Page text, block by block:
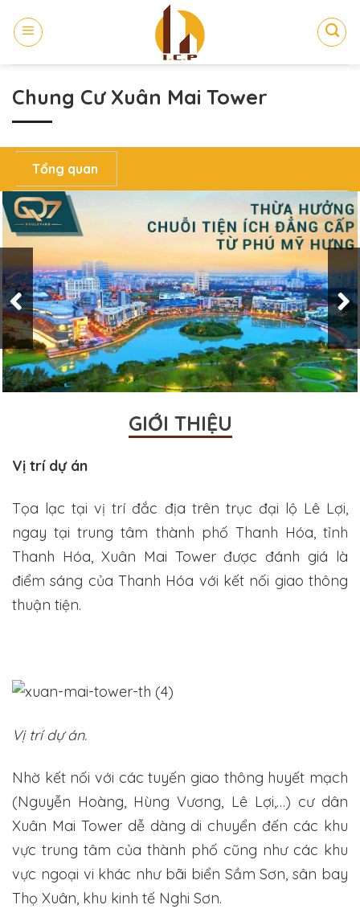
Chung Cư Xuân Mai Tower
Tổng quan
GIỚI THIỆU
Vị trí dự án
Tọa lạc tại vị trí đắc địa trên trục đại lộ Lê Lợi,
ngay tại trung tâm thành phố Thanh Hóa, tỉnh
Thanh Hóa, Xuân Mai Tower được đánh giá là
điểm sáng của Thanh Hóa với kết nối giao thông
thuận tiện.
Vị trí dự án.
Nhờ kết nối với các tuyến giao thông huyết mạch
(Nguyễn Hoàng, Hùng Vương, Lê Lợi,…) cư dân
Xuân Mai Tower dễ dàng di chuyển đến các khu
vực trung tâm của thành phố cũng như các khu
vực ngoại vi khác như bãi biển Sầm Sơn, sân bay
Thọ Xuân, khu kinh tế Nghi Sơn.